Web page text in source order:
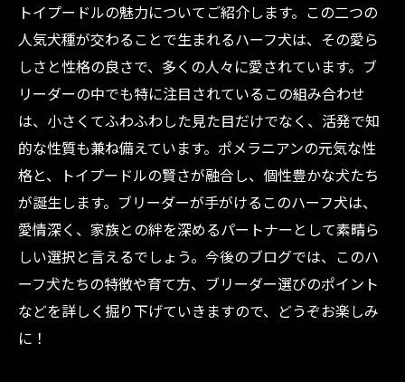
トイプードルの魅力についてご紹介します。この二つの
人気犬種が交わることで生まれるハーフ犬は、その愛ら
しさと性格の良さで、多くの人々に愛されています。ブ
リーダーの中でも特に注目されているこの組み合わせ
は、小さくてふわふわした見た目だけでなく、活発で知
的な性質も兼ね備えています。ポメラニアンの元気な性
格と、トイプードルの賢さが融合し、個性豊かな犬たち
が誕生します。ブリーダーが手がけるこのハーフ犬は、
愛情深く、家族との絆を深めるパートナーとして素晴ら
しい選択と言えるでしょう。今後のブログでは、このハ
ーフ犬たちの特徴や育て方、ブリーダー選びのポイント
などを詳しく掘り下げていきますので、どうぞお楽しみ
に！